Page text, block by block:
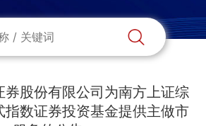
券股份有限公司为南方上证综
指数证券投资基金提供主做市